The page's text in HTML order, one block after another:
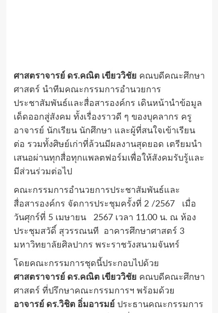
ศาสตราจารย์ ดร.คณิต เขียววิชัย คณบดีคณะศึกษา
ศาสตร์ นำทีมคณะกรรมการอำนวยการ
ประชาสัมพันธ์และสื่อสารองค์กร เดินหน้านำข้อมูล
เด็ดออกสู่สังคม ทั้งเรื่องราวดี ๆ ของบุคลากร ครู
อาจารย์ นักเรียน นักศึกษา และผู้ที่สนใจเข้าเรียน
ต่อ รวมทั้งศิษย์เก่าที่ล้วนมีผลงานสุดยอด เตรียมนำ
เสนอผ่านทุกสื่อทุกแพลตฟอร์มเพื่อให้สังคมรับรู้และ
มีส่วนร่วมต่อไป
คณะกรรมการอำนวยการประชาสัมพันธ์และ
สื่อสารองค์กร จัดการประชุมครั้งที่ 2 /2567 เมื่อ
วันศุกร์ที่ 5 เมษายน 2567 เวลา 11.00 น. ณ ห้อง
ประชุมสวัดิ์ สุวรรณนที อาคารศึกษาศาสตร์ 3
มหาวิทยาลัยศิลปากร พระราชวังสนามจันทร์
โดยคณะกรรมการชุดนี้ประกอบไปด้วย
ศาสตราจารย์ ดร.คณิต เขียววิชัย คณบดีคณะศึกษา
ศาสตร์ ที่ปรึกษาคณะกรรมการฯ พร้อมด้วย
อาจารย์ ดร.วิชิต อิ่มอารมย์ ประธานคณะกรรมการ